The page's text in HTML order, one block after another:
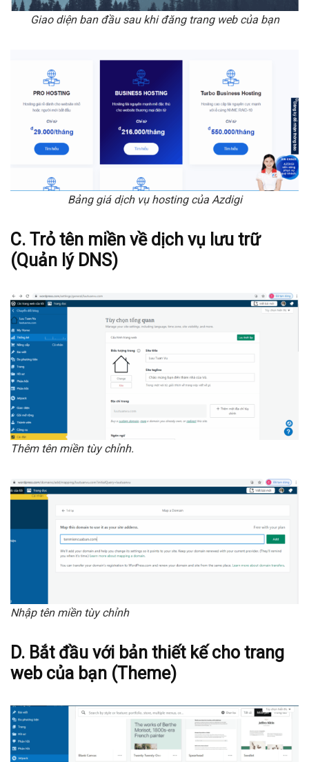
Giao diện ban đầu sau khi đăng trang web của bạn
Bảng giá dịch vụ hosting của Azdigi
C. Trỏ tên miền về dịch vụ lưu trữ
(Quản lý DNS)
Thêm tên miền tùy chỉnh.
Nhập tên miền tùy chỉnh
D. Bắt đầu với bản thiết kế cho trang
web của bạn (Theme)